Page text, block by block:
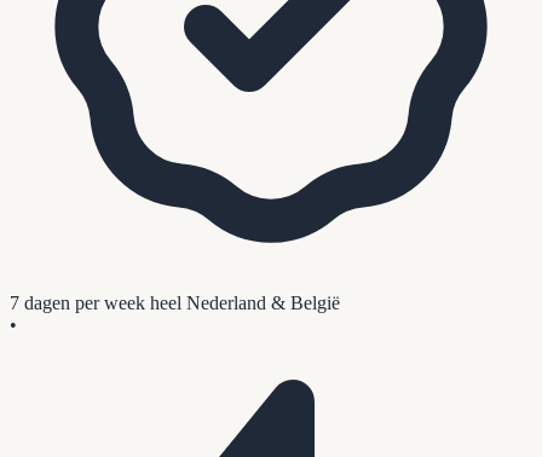
7 dagen per week heel Nederland & België
•